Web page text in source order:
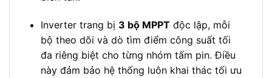
Inverter trang bị 3 bộ MPPTđộc lập, mỗi
bộ theo dõi và dò tìm điểm công suất tối
đa riêng biệt cho từng nhóm tấm pin. Điều
này đảm bảo hệ thống luôn khai thác tối ưu